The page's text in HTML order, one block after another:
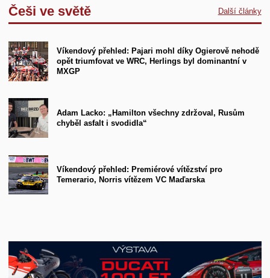
Češi ve světě Další články
Víkendový přehled: Pajari mohl díky Ogierově nehodě
opět triumfovat ve WRC, Herlings byl dominantní v
MXGP
Adam Lacko: „Hamilton všechny zdržoval, Rusům
chyběl asfalt i svodidla“
Víkendový přehled: Premiérové vítězství pro
Temerario, Norris vítězem VC Maďarska